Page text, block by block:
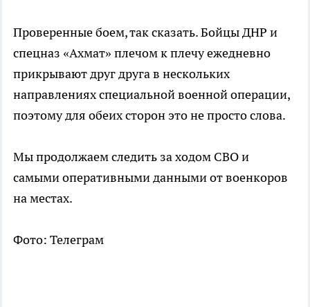
Проверенные боем, так сказать. Бойцы ДНР и
спецназ «Ахмат» плечом к плечу ежедневно
прикрывают друг друга в нескольких
направлениях специальной военной операции,
поэтому для обеих сторон это не просто слова.
Мы продолжаем следить за ходом СВО и
самыми оперативными данными от военкоров
на местах.
Фото: Телеграм